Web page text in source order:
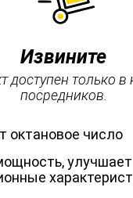
Извините
доступен только в
посредников.
октановое число
улучшает